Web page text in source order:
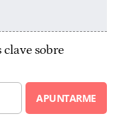
clave sobre
APUNTARME